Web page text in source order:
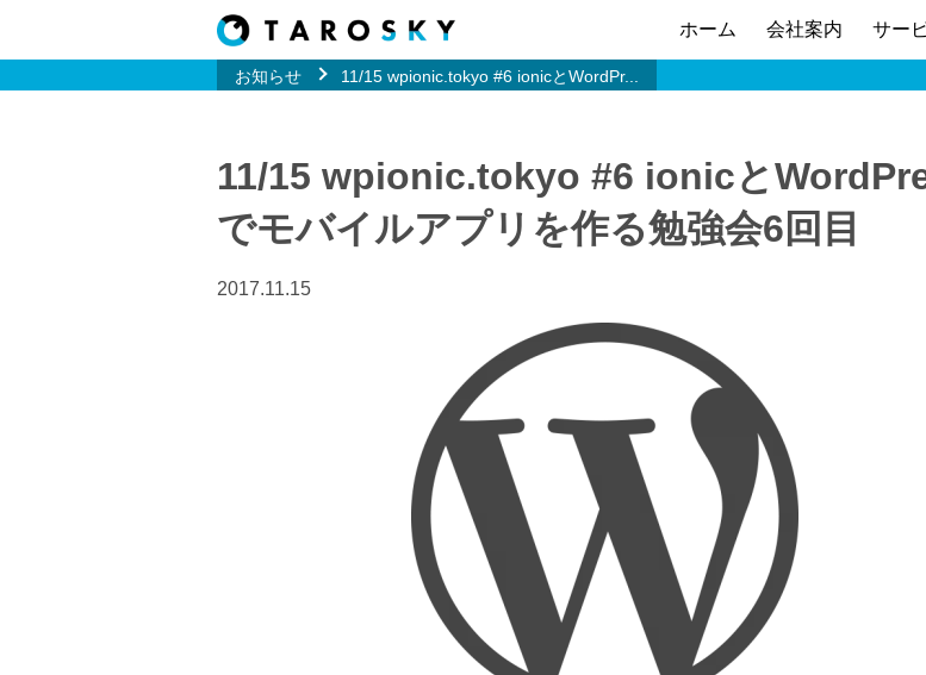
ホーム 会社案内 サー
お知らせ 11/15 wpionic.tokyo #6 ionicとWordPr...
11/15 wpionic.tokyo #6 ionicと
でモバイルアプリを作る勉強会6回目
2017.11.15